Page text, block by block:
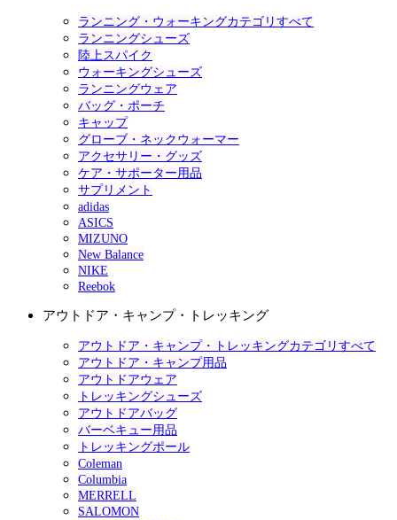
ランニング・ウォーキングカテゴリすべて
ランニングシューズ
陸上スパイク
ウォーキングシューズ
ランニングウェア
バッグ・ポーチ
キャップ
グローブ・ネックウォーマー
アクセサリー・グッズ
ケア・サポーター用品
サプリメント
adidas
ASICS
MIZUNO
New Balance
NIKE
Reebok
アウトドア・キャンプ・トレッキング
アウトドア・キャンプ・トレッキングカテゴリすべて
アウトドア・キャンプ用品
アウトドアウェア
トレッキングシューズ
アウトドアバッグ
バーベキュー用品
トレッキングポール
Coleman
Columbia
MERRELL
SALOMON